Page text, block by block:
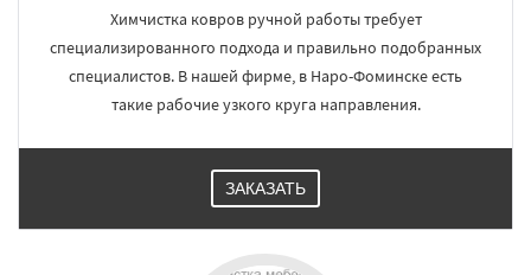
Химчистка ковров ручной работы требует
специализированного подхода и правильно подобранных
специалистов. В нашей фирме, в Наро-Фоминске есть
такие рабочие узкого круга направления.
ЗАКАЗАТЬ